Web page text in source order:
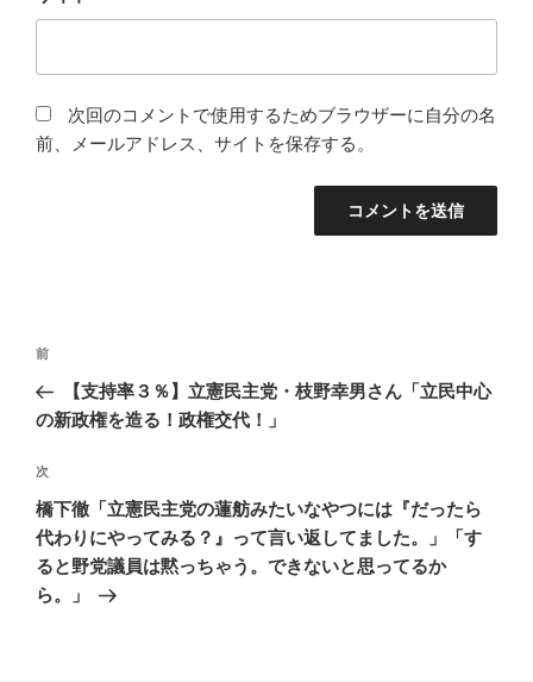
次回のコメントで使用するためブラウザーに自分の名
前、メールアドレス、サイトを保存する。
投
ナ
ゲ
ー
シ
ョ
ン
前
の
投
前
【支持率３％】立憲民主党・枝野幸男さん「立民中心
の新政権を造る！政権交代！」
次
の
投
稿
次
橋下徹「立憲民主党の蓮舫みたいなやつには『だったら
代わりにやってみる？』って言い返してました。」「す
ると野党議員は黙っちゃう。できないと思ってるか
ら。」